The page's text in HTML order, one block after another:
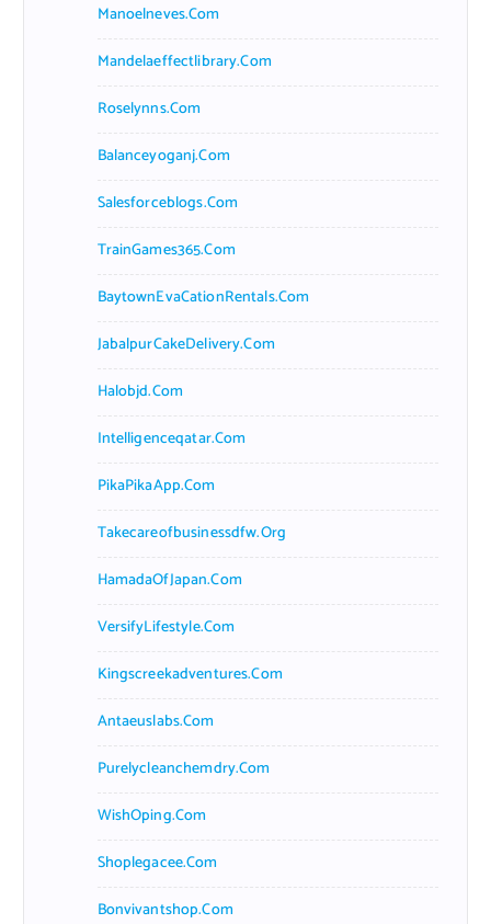
Manoelneves.com
Mandelaeffectlibrary.com
Roselynns.com
Balanceyoganj.com
Salesforceblogs.com
TrainGames365.com
BaytownEvaCationRentals.com
JabalpurCakeDelivery.com
Halobjd.com
Intelligenceqatar.com
PikaPikaApp.com
Takecareofbusinessdfw.org
HamadaOfJapan.com
VersifyLifestyle.com
Kingscreekadventures.com
Antaeuslabs.com
Purelycleanchemdry.com
WishOping.com
Shoplegacee.com
Bonvivantshop.com